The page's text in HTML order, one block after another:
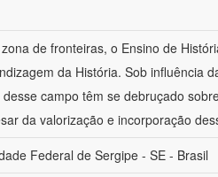
de fronteiras, o Ensino de
da História. Sob influência
campo têm se debruçado
da valorização e incorporação
Federal de Sergipe - SE - Brasil